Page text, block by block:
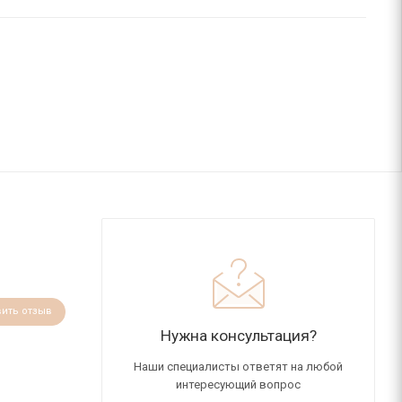
отзыв
Нужна консультация?
Наши специалисты ответят на любой
интересующий вопрос